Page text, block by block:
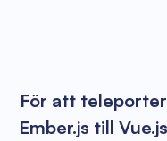
För att
Ember.js till